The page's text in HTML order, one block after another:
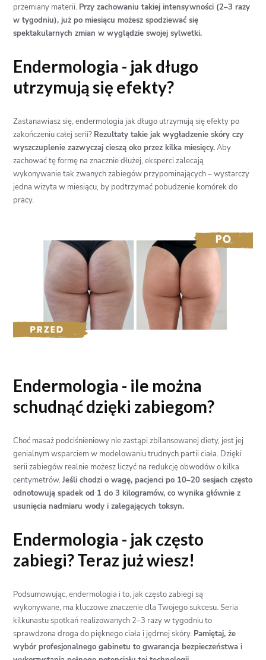
przemiany materii. Przy zachowaniu takiej intensywności (2–3 razy
w tygodniu), już po miesiącu możesz spodziewać się
spektakularnych zmian w wyglądzie swojej sylwetki.
Endermologia - jak długo
utrzymują się efekty?
Zastanawiasz się, endermologia jak długo utrzymują się efekty po
zakończeniu całej serii? Rezultaty takie jak wygładzenie skóry czy
wyszczuplenie zazwyczaj cieszą oko przez kilka miesięcy.Aby
zachować tę formę na znacznie dłużej, eksperci zalecają
wykonywanie tak zwanych zabiegów przypominających – wystarczy
jedna wizyta w miesiącu, by podtrzymać pobudzenie komórek do
pracy.
Endermologia - ile można
schudnąć dzięki zabiegom?
Choć masaż podciśnieniowy nie zastąpi zbilansowanej diety, jest jej
genialnym wsparciem w modelowaniu trudnych partii ciała. Dzięki
serii zabiegów realnie możesz liczyć na redukcję obwodów o kilka
centymetrów.Jeśli chodzi o wagę, pacjenci po 10–20 sesjach często
odnotowują spadek od 1 do 3 kilogramów, co wynika głównie z
usunięcia nadmiaru wody i zalegających toksyn.
Endermologia - jak często
zabiegi? Teraz już wiesz!
Podsumowując, endermologia i to, jak często zabiegi są
wykonywane, ma kluczowe znaczenie dla Twojego sukcesu. Seria
kilkunastu spotkań realizowanych 2–3 razy w tygodniu to
sprawdzona droga do pięknego ciała i jędrnej skóry. Pamiętaj, że
wybór profesjonalnego gabinetu to gwarancja bezpieczeństwa i